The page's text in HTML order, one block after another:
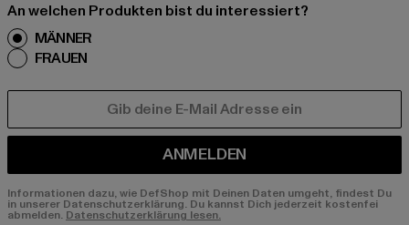
An welchen Produkten bist du interessiert?
MÄNNER
FRAUEN
ANMELDEN
Informationen dazu, wie DefShop mit Deinen Daten umgeht, findest Du
in unserer Datenschutzerklärung. Du kannst Dich jederzeit kostenfei
abmelden. Datenschutzerklärung lesen.